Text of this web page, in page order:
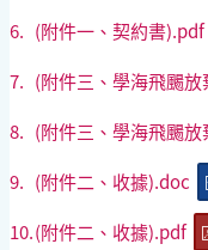
6. (附件一、契約書).pdf
7. (附件三、學海飛颺
8. (附件三、學海飛颺
9. (附件二、收據).doc
10.(附件二、收據).pdf